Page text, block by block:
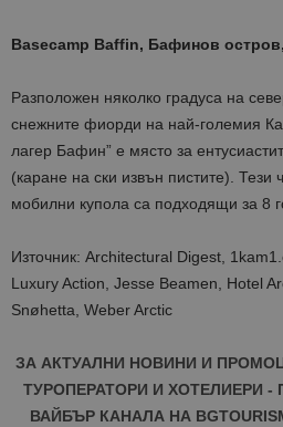
Basecamp Baffin, Бафинов
Разположен няколко градуса на
снежните фиорди на най-големия
лагер Бафин” е място за
(каране на ски извън пистите). Тези
мобилни купола са подходящи за 8
Източник: Architectural Digest,
Luxury Action, Jesse Beamen, Hotel
Snøhetta, Weber Arctic
ЗА АКТУАЛНИ НОВИНИ И
ТУРОПЕРАТОРИ И ХОТЕЛИЕРИ
ВАЙБЪР КАНАЛА НА